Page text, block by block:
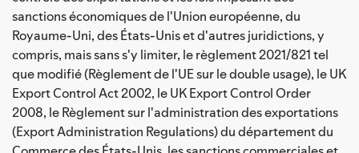
sanctions économiques de l'Union européenne, du
Royaume-Uni, des États-Unis et d'autres juridictions, y
compris, mais sans s'y limiter, le règlement 2021/821 tel
que modifié (Règlement de l'UE sur le double usage), le UK
Export Control Act 2002, le UK Export Control Order
2008, le Règlement sur l'administration des exportations
(Export Administration Regulations) du département du